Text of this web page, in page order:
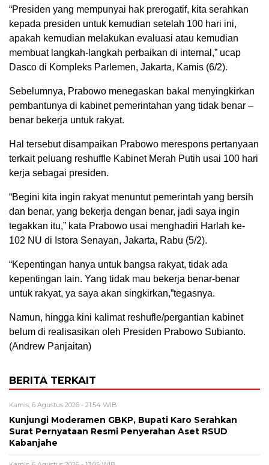
“Presiden yang mempunyai hak prerogatif, kita serahkan
kepada presiden untuk kemudian setelah 100 hari ini,
apakah kemudian melakukan evaluasi atau kemudian
membuat langkah-langkah perbaikan di internal,” ucap
Dasco di Kompleks Parlemen, Jakarta, Kamis (6/2).
Sebelumnya, Prabowo menegaskan bakal menyingkirkan
pembantunya di kabinet pemerintahan yang tidak benar –
benar bekerja untuk rakyat.
Hal tersebut disampaikan Prabowo merespons pertanyaan
terkait peluang reshuffle Kabinet Merah Putih usai 100 hari
kerja sebagai presiden.
“Begini kita ingin rakyat menuntut pemerintah yang bersih
dan benar, yang bekerja dengan benar, jadi saya ingin
tegakkan itu,” kata Prabowo usai menghadiri Harlah ke-
102 NU di Istora Senayan, Jakarta, Rabu (5/2).
“Kepentingan hanya untuk bangsa rakyat, tidak ada
kepentingan lain. Yang tidak mau bekerja benar-benar
untuk rakyat, ya saya akan singkirkan,”tegasnya.
Namun, hingga kini kalimat reshufle/pergantian kabinet
belum di realisasikan oleh Presiden Prabowo Subianto.
(Andrew Panjaitan)
BERITA TERKAIT
Kamis, 6 Agustus 2026 - 21:54 WIB
Kunjungi Moderamen GBKP, Bupati Karo Serahkan
Surat Pernyataan Resmi Penyerahan Aset RSUD
Kabanjahe